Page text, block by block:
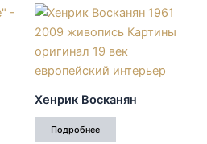
Хенрик Восканян
Подробнее